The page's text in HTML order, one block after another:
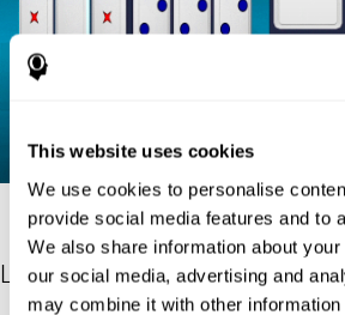
This website uses cookies
We use cookies to personalise
provide social media features and to
We also share information about
our social media, advertising and
may combine it with other information
Les références